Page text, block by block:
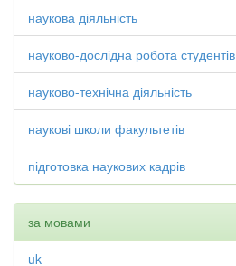
наукова діяльність
науково-дослідна робота студентів
науково-технічна діяльність
наукові школи факультетів
підготовка наукових кадрів
за мовами
uk